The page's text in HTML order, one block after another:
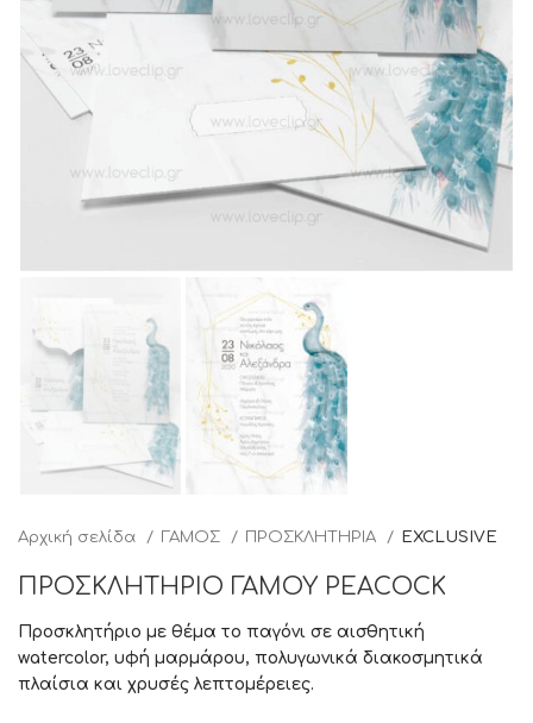
Αρχική σελίδα ΓΑΜΟΣ ΠΡΟΣΚΛΗΤΗΡΙΑ EXCLUSIVE
ΠΡΟΣΚΛΗΤΗΡΙΟ ΓΑΜΟΥ PEACOCK
Προσκλητήριο με θέμα το παγόνι σε αισθητική
watercolor, υφή μαρμάρου, πολυγωνικά διακοσμητικά
πλαίσια και χρυσές λεπτομέρειες.